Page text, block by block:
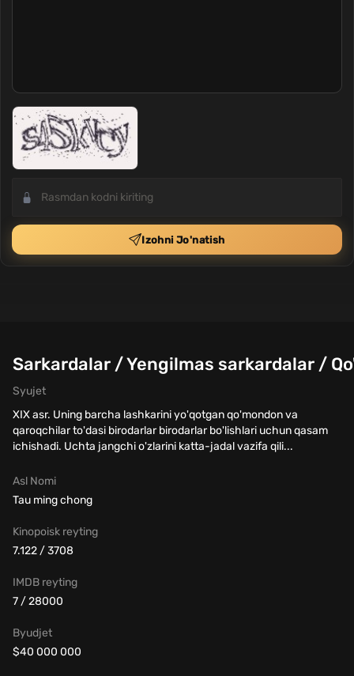
Izohni Jo'natish
Sarkardalar / Yengilmas sarkardalar /
Syujet
XIX asr. Uning barcha lashkarini yo'qotgan qo'mondon va
qaroqchilar to'dasi birodarlar birodarlar bo'lishlari uchun qasam
ichishadi. Uchta jangchi o'zlarini katta-jadal vazifa qili...
Asl Nomi
Tau ming chong
Kinopoisk reyting
7.122 / 3708
IMDB reyting
7 / 28000
Byudjet
$40 000 000